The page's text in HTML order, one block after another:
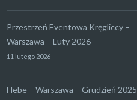
Przestrzeń Eventowa Kręgliccy –
Warszawa – Luty 2026
11 lutego 2026
Hebe – Warszawa – Grudzień 2025